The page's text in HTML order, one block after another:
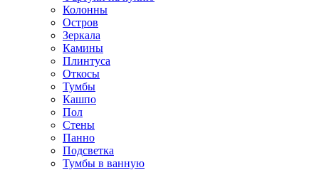
Колонны
Остров
Зеркала
Камины
Плинтуса
Откосы
Тумбы
Кашпо
Пол
Стены
Панно
Подсветка
Тумбы в ванную